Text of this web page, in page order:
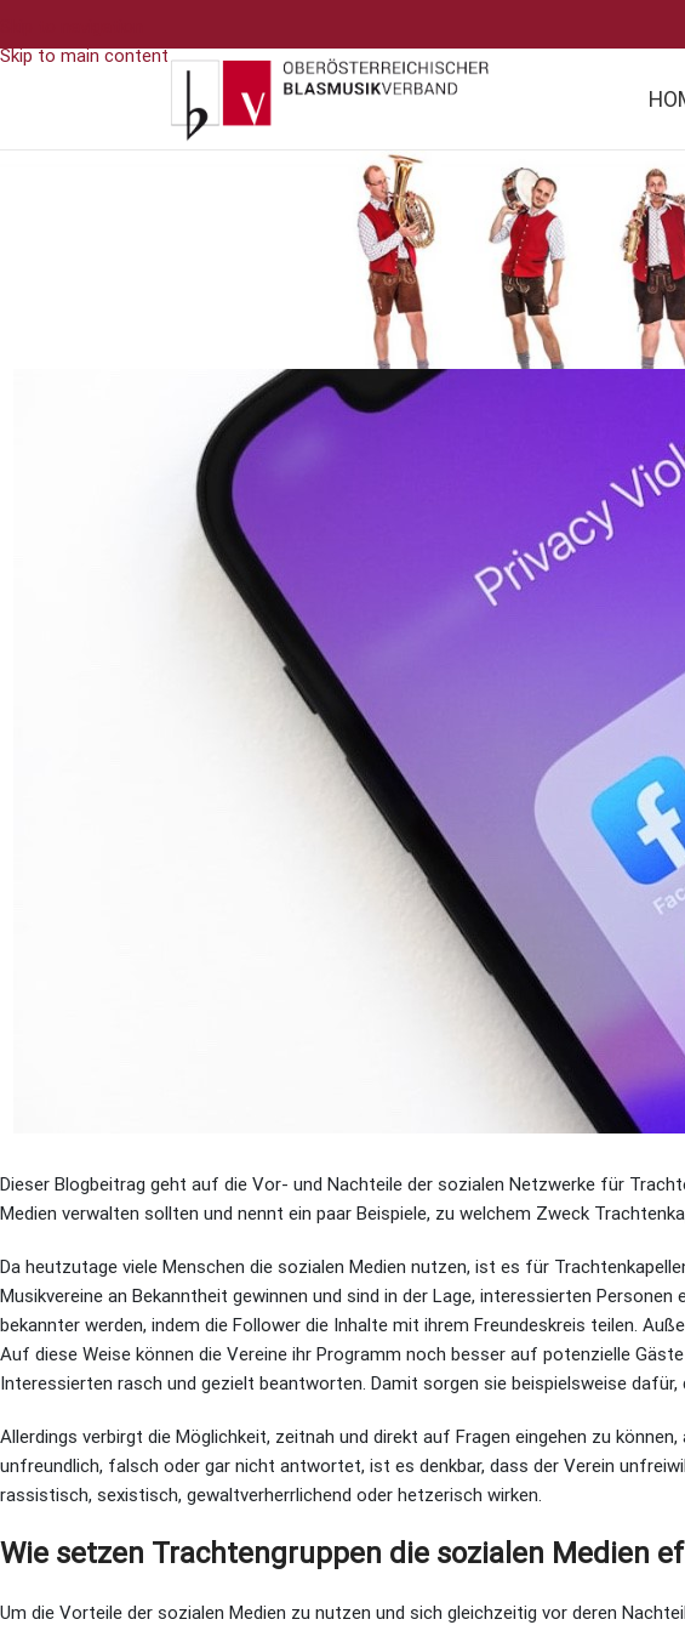
Skip to main content
Posted by
Dieser Blogbeitrag geht auf die Vor- und Nachteile der sozialen Netzwerke für
Medien verwalten sollten und nennt ein paar Beispiele, zu welchem Zweck
Da heutzutage viele Menschen die sozialen Medien nutzen, ist es für
Musikvereine an Bekanntheit gewinnen und sind in der Lage, interessierten
bekannter werden, indem die Follower die Inhalte mit ihrem Freundeskreis teilen.
Auf diese Weise können die Vereine ihr Programm noch besser auf potenzielle
Interessierten rasch und gezielt beantworten. Damit sorgen sie beispielsweise
Allerdings verbirgt die Möglichkeit, zeitnah und direkt auf Fragen eingehen zu
unfreundlich, falsch oder gar nicht antwortet, ist es denkbar, dass der Verein
rassistisch, sexistisch, gewaltverherrlichend oder hetzerisch wirken.
Wie setzen Trachtengruppen die sozialen Medien
Um die Vorteile der sozialen Medien zu nutzen und sich gleichzeitig vor deren